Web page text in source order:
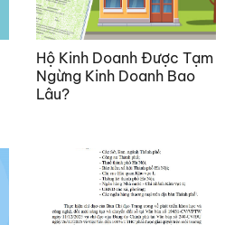
Hộ Kinh Doanh Được Tạm
Ngừng Kinh Doanh Bao
Lâu?